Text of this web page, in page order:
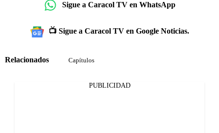
Sigue a Caracol TV en WhatsApp
📺 Sigue a Caracol TV en Google Noticias.
Relacionados Capítulos
PUBLICIDAD